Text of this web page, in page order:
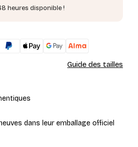
heures disponible !
Guide des tailles
dans leur emballage officiel